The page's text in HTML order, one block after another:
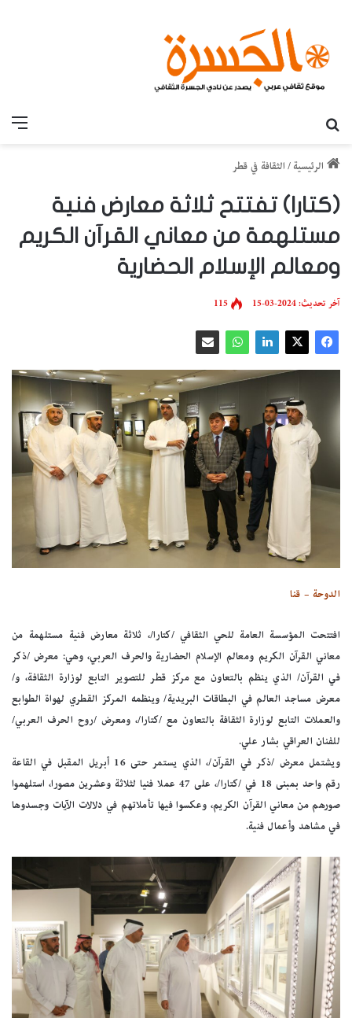
الرئيسية / الثقافة في قطر
(كتارا) تفتتح ثلاثة معارض فنية
مستلهمة من معاني القرآن الكريم
ومعالم الإسلام الحضارية
آخر تحديث: 2024-03-15 115
الدوحة – قنا
افتتحت المؤسسة العامة للحي الثقافي /كتارا/، ثلاثة معارض فنية مستلهمة من
معاني القرآن الكريم ومعالم الإسلام الحضارية والحرف العربي، وهي: معرض /ذكر
في القرآن/ الذي ينظم بالتعاون مع مركز قطر للتصوير التابع لوزارة الثقافة، و/
معرض مساجد العالم في البطاقات البريدية/ وينظمه المركز القطري لهواة الطوابع
والعملات التابع لوزارة الثقافة بالتعاون مع /كتارا/، ومعرض /روح الحرف العربي/
للفنان العراقي بشار علي.
ويشتمل معرض /ذكر في القرآن/، الذي يستمر حتى 16 أبريل المقبل في القاعة
رقم واحد بمبنى 18 في /كتارا/، على 47 عملا فنيا لثلاثة وعشرين مصورا، استلهموا
صورهم من معاني القرآن الكريم، وعكسوا فيها تأملاتهم في دلالات الآيات وجسدوها
في مشاهد وأعمال فنية.